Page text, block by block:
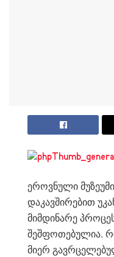
ეროვნული
დაკავშირებით
მიმდინარე
შეშფოთებულია.
მიერ